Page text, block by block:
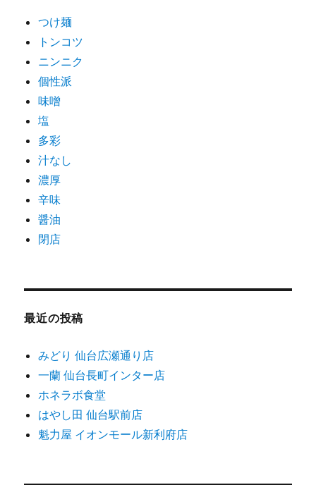
つけ麺
トンコツ
ニンニク
個性派
味噌
塩
多彩
汁なし
濃厚
辛味
醤油
閉店
最近の投稿
みどり 仙台広瀬通り店
一蘭 仙台長町インター店
ホネラボ食堂
はやし田 仙台駅前店
魁力屋 イオンモール新利府店